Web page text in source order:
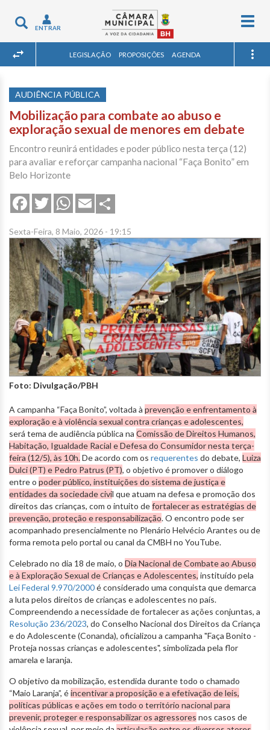
Toggle
navigation
ENTRAR
LEGISLAÇÃO PROPOSIÇÕES AGENDA
AUDIÊNCIA PÚBLICA
Mobilização para combate ao abuso e
exploração sexual de menores em debate
Encontro reunirá entidades e poder público nesta terça (12)
para avaliar e reforçar campanha nacional “Faça Bonito” em
Belo Horizonte
FacebookTwitterWhatsApp
Email
Sexta-Feira, 8 Maio, 2026 - 19:15
Foto: Divulgação/PBH
A campanha “Faça Bonito”, voltada à prevenção e enfrentamento à
exploração e à violência sexual contra crianças e adolescentes,
será tema de audiência pública na Comissão de Direitos Humanos,
Habitação, Igualdade Racial e Defesa do Consumidor nesta terça-
feira (12/5), às 10h.De acordo com os requerentes do debate, Luiza
Dulci (PT) e Pedro Patrus (PT), o objetivo é promover o diálogo
entre o poder público, instituições do sistema de justiça e
entidades da sociedade civil que atuam na defesa e promoção dos
direitos das crianças, com o intuito defortalecer as estratégias de
prevenção, proteção e responsabilização. O encontro pode ser
acompanhado presencialmente no Plenário Helvécio Arantes ou de
forma remota pelo portal ou canal da CMBH no YouTube.
Celebrado no dia 18 de maio, o Dia Nacional de Combate ao Abuso
e à Exploração Sexual de Crianças e Adolescentes, instituído pela
Lei Federal 9.970/2000é considerado uma conquista que demarca
a luta pelos direitos de crianças e adolescentes no país.
Compreendendo a necessidade de fortalecer as ações conjuntas, a
Resolução 236/2023, do Conselho Nacional dos Direitos da Criança
e do Adolescente (Conanda), oficializou a campanha "Faça Bonito -
Proteja nossas crianças e adolescentes", simbolizada pela flor
amarela e laranja.
O objetivo da mobilização, estendida durante todo o chamado
“Maio Laranja”, éincentivar a proposição e a efetivação de leis,
políticas públicas e ações em todo o território nacional para
prevenir, proteger e responsabilizar os agressores nos casos de